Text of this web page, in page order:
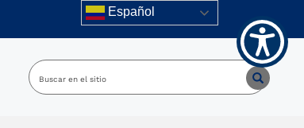
Español